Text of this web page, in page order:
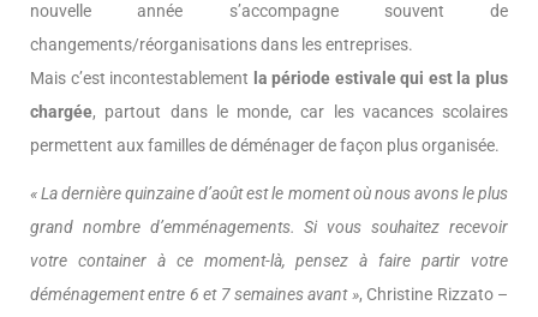
nouvelle année s’accompagne souvent de
changements/réorganisations dans les entreprises.
Mais c’est incontestablement la période estivale qui est la plus
chargée, partout dans le monde, car les vacances scolaires
permettent aux familles de déménager de façon plus organisée.
« La dernière quinzaine d’août est le moment où nous avons le plus
grand nombre d’emménagements. Si vous souhaitez recevoir
votre container à ce moment-là, pensez à faire partir votre
déménagement entre 6 et 7 semaines avant », Christine Rizzato –